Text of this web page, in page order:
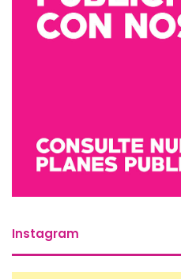
Instagram